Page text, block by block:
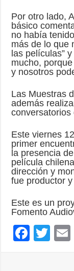
Por otro lado,
básico
no había
más de lo que
las películas”
mucho,
y nosotros
Las Muestras
además
conversatorios
Este viernes
primer
la presencia
película
dirección y
fue productor
Este es un
Fomento
F
T